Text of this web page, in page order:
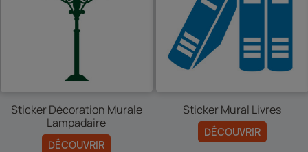
Sticker Mural Livres
DÉCOUVRIR
Sticker Autocollant
Vintage
DÉCOUVRIR